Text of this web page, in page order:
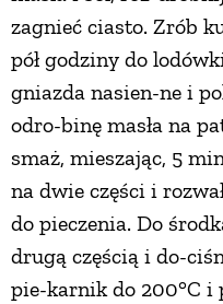
zagnieć ciasto. Zrób
pół godziny do
gniazda nasien-ne i
odro-binę masła na
smaż, mieszając, 5
na dwie części i
do pieczenia. Do
drugą częścią i do-
pie-karnik do 200°C i